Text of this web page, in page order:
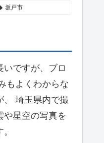
坂戸市
いですが、ブロ
もよくわからな
、 埼玉県内で撮
や星空の写真を